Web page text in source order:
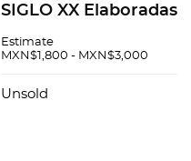
SIGLO XX Elaboradas
Acabado brillante
piratas Decoración
Estimate
MXN$1,800 - MXN$3,000
Unsold